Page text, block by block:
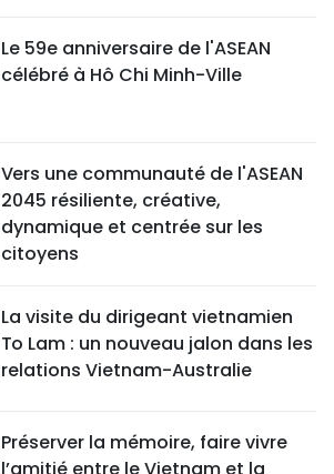
Le 59e anniversaire de l'ASEAN
célébré à Hô Chi Minh-Ville
Vers une communauté de l'ASEAN
2045 résiliente, créative,
dynamique et centrée sur les
citoyens
La visite du dirigeant vietnamien
To Lam : un nouveau jalon dans les
relations Vietnam-Australie
Préserver la mémoire, faire vivre